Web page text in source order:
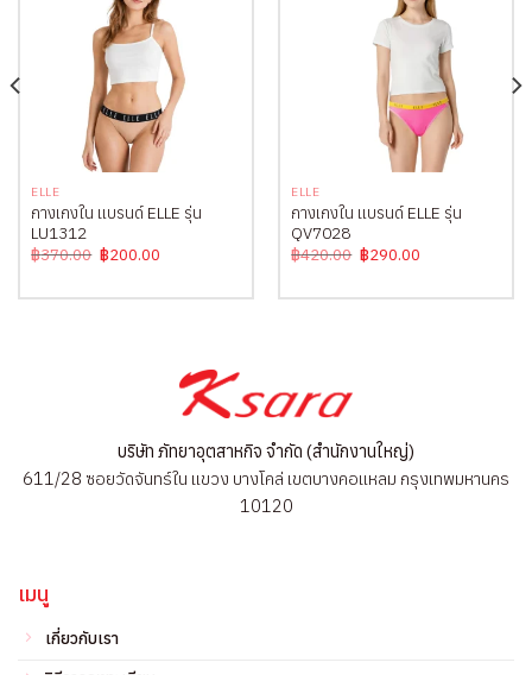
ELLE
กางเกงใน แบรนด์ ELLE รุ่น
LU1312
฿370.00 Original
price
฿370.00.
฿200.00
฿200.00.
ELLE
กางเกงใน แบรนด์ ELLE รุ่น
QV7028
฿420.00 Original
price
฿420.00.
฿290.00
฿290.00.
บริษัท ภัทยาอุตสาหกิจ จำกัด (สำนักงานใหญ่)
611/28 ซอยวัดจันทร์ใน แขวง บางโคล่ เขตบางคอแหลม กรุงเทพมหานคร
10120
เมนู
เกี่ยวกับเรา